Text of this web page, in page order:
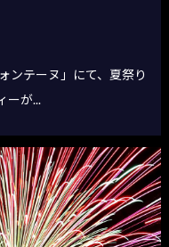
ンテーヌ」にて、夏祭り
ーが...